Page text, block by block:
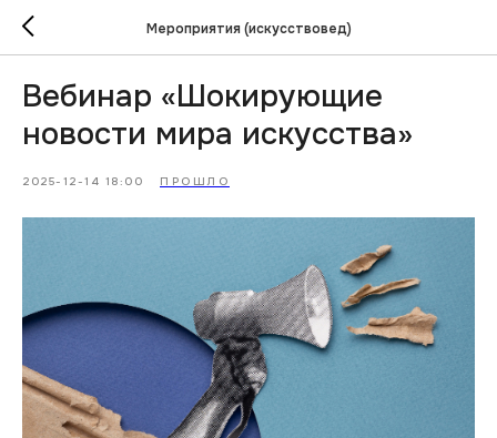
Мероприятия (искусствовед)
Вебинар «Шокирующие
новости мира искусства»
2025-12-14 18:00 ПРОШЛО